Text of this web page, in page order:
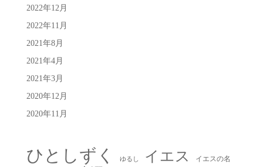
2022年12月
2022年11月
2021年8月
2021年4月
2021年3月
2020年12月
2020年11月
ひとしずく ゆるし イエス イエスの名